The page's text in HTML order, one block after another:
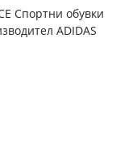
Спортни обувки
ADIDAS